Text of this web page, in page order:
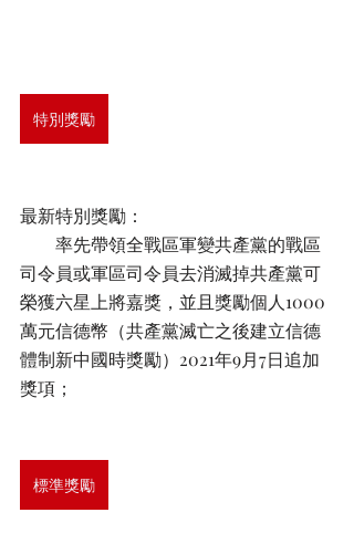
特別獎勵
最新特別獎勵：
司令員或軍區司令員去消滅掉共產黨可
榮獲六星上將嘉獎，並且獎勵個人1000
萬元信德幣（共產黨滅亡之後建立信德
體制新中國時獎勵）2021年9月7日追加
獎項；
標準獎勵